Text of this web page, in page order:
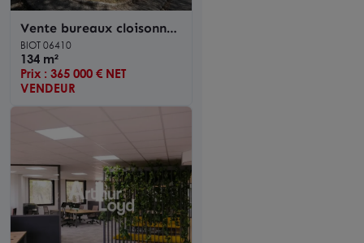
Vente bureaux cloisonnés
et en rez-de-chaussée
BIOT 06410
134 m²
Prix : 365 000 € NET
VENDEUR